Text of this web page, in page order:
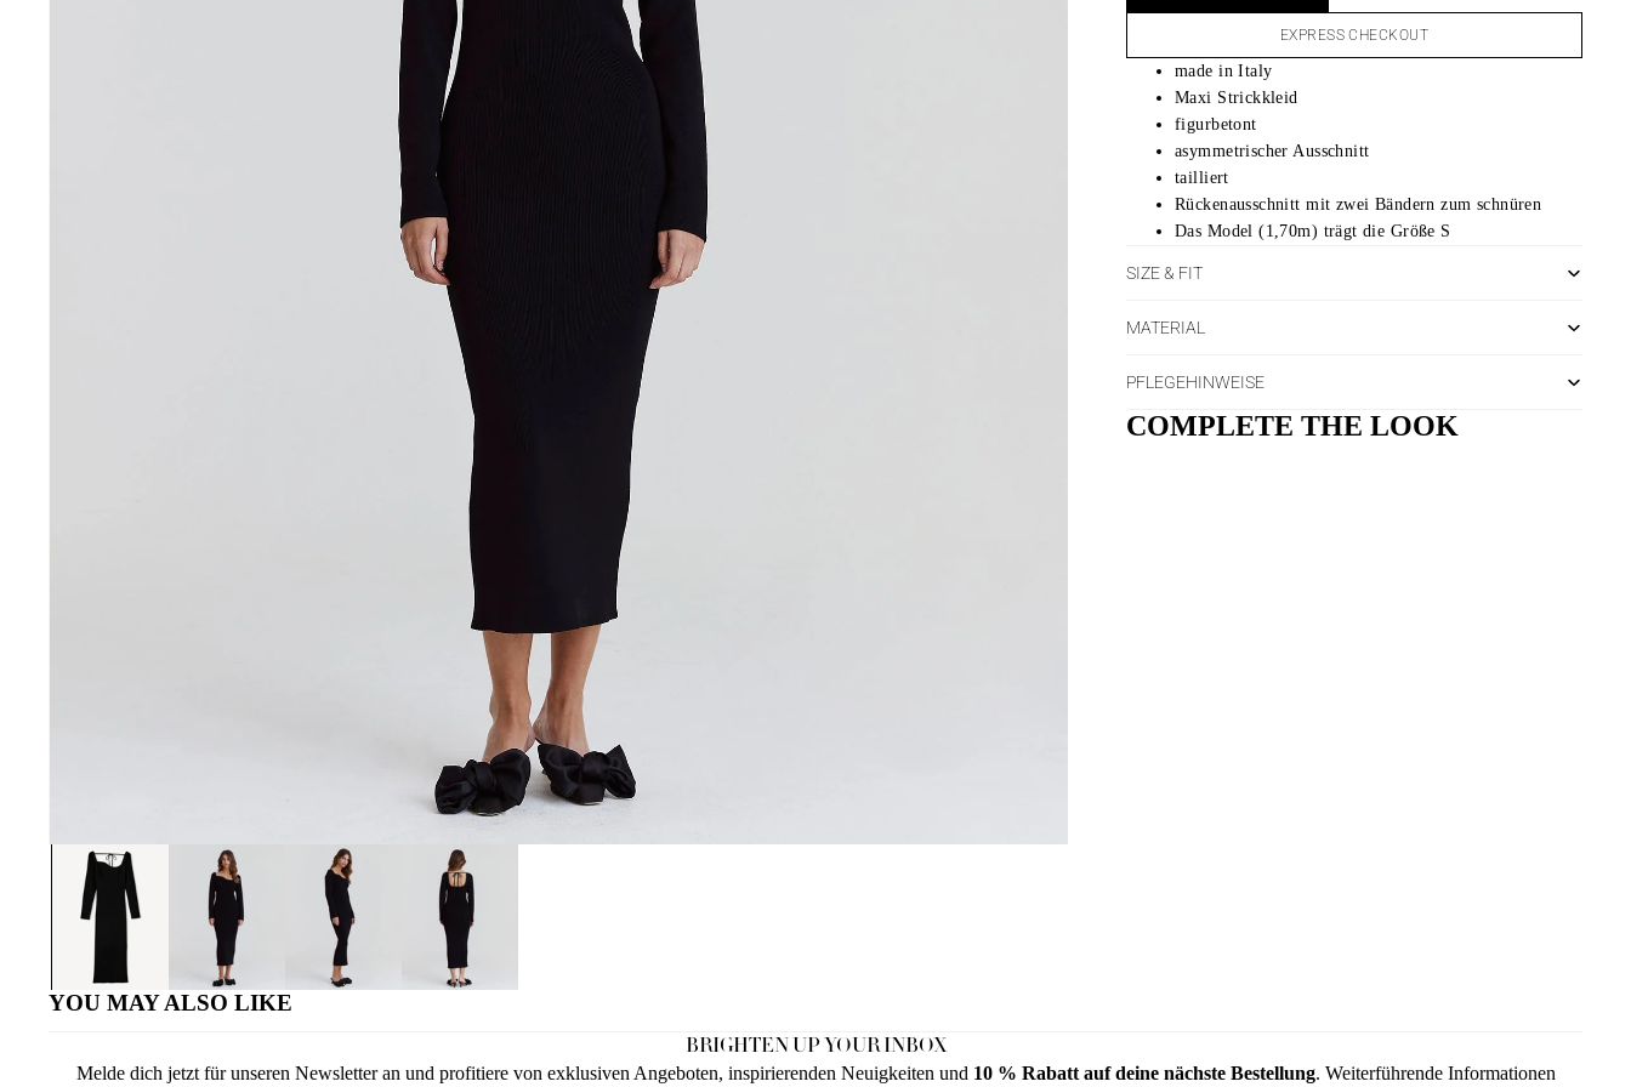
EXPRESS CHECKOUT
made in Italy
Maxi Strickkleid
figurbetont
asymmetrischer Ausschnitt
tailliert
Rückenausschnitt mit zwei Bändern zum schnüren
Das Model (1,70m) trägt die Größe S
SIZE & FIT
MATERIAL
PFLEGEHINWEISE
COMPLETE THE LOOK
YOU MAY ALSO LIKE
BRIGHTEN UP YOUR INBOX
Melde dich jetzt für unseren Newsletter an und profitiere von exklusiven Angeboten, inspirierenden Neuigkeiten und 10 % Rabatt auf deine nächste Bestellung. Weiterführende Informationen